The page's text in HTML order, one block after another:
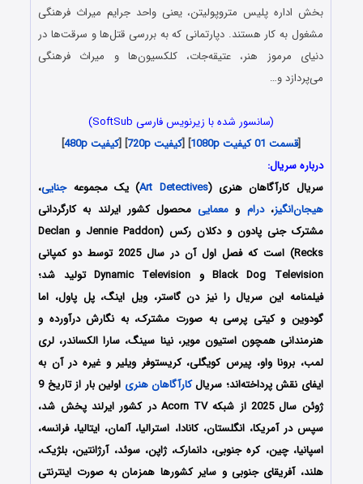
بخش اداره پلیس متروپولیتن، یعنی واحد جرایم میراث فرهنگی
مشغول به کار هستند. دپارتمانی که به بررسی قتل‌ها و سرقت‌ها در
دنیای مرموز هنر، عتیقه‌جات، کلکسیون‌ها و میراث فرهنگی
می‌پردازد و…
(سانسور شده با زیرنویس فارسی SoftSub)
[قسمت 01 کیفیت 1080p ] [کیفیت 720p ] [کیفیت 480p
]
درباره سریال:
سریال کارآگاهان هنری (Art Detectives) یک مجموعهجنایی،
هیجان‌انگیز،درام و معماییمحصول کشور ایرلند به کارگردانی
مشترک جنی پادون و دکلان رکس (Jennie Paddon و Declan
Recks) است که فصل اول آن در سال 2025 توسط دو کمپانی
Black Dog Television و Dynamic Television تولید شد؛
فیلمنامه این سریال را نیز دن گاستر، ویل اینگ، پل پاول، اما
گودوین و کیتی پرسیبه صورت مشترک، به نگارش درآورده و
هنرمندانی همچون استیون مویر، نینا سینگ، سارا الکساندر، لری
لمب، برونا واو، پیرس کویگلی،کریستوفر ویلیرو غیره در آن به
ایفای نقش پرداخته‌اند؛ سریالکارآگاهان هنری
اولین بار از تاریخ 9
ژوئن سال 2025 از شبکه Acorn TV در کشور ایرلند پخش شد،
سپس در آمریکا، انگلستان، کانادا، استرالیا، آلمان، ایتالیا، فرانسه،
اسپانیا، چین، کره جنوبی، دانمارک، ژاپن، سوئد، آرژانتین، بلژیک،
هلند، آفریقای جنوبی و سایر کشورها همزمان به صورت اینترنتی